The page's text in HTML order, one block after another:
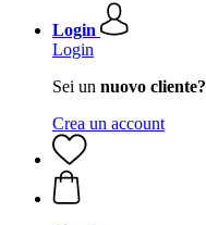
Login
Login
Sei un nuovo cliente?
Crea un account